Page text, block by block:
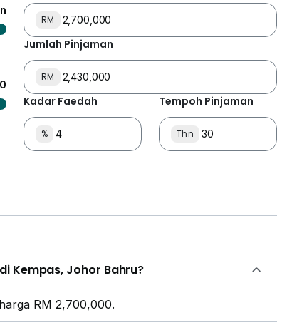
RM
Jumlah Pinjaman
RM
Kadar Faedah
%
Tempoh Pinjaman
Thn
Kempas, Johor Bahru?
RM 2,700,000.